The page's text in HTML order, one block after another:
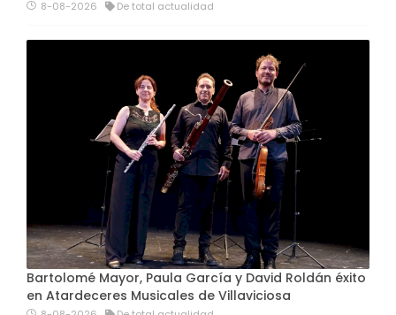
8-08-2026 De total actualidad
Bartolomé Mayor, Paula García y David Roldán éxito
en Atardeceres Musicales de Villaviciosa